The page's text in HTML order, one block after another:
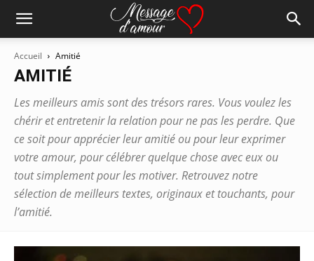
Accueil Amitié
AMITIÉ
Les meilleurs amis sont des trésors rares. Vous voulez les
chérir et entretenir la relation pour ne pas les perdre. Que
ce soit pour apprécier leur amitié ou pour leur exprimer
votre amour, pour célébrer quelque chose avec eux ou
tout simplement pour les motiver. Retrouvez notre
sélection de meilleurs textes, originaux et touchants, pour
l’amitié.